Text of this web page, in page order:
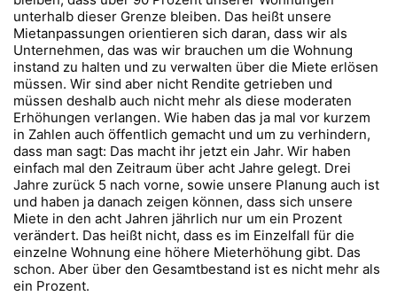
unterhalb dieser Grenze bleiben. Das heißt unsere
Mietanpassungen orientieren sich daran, dass wir als
Unternehmen, das was wir brauchen um die Wohnung
instand zu halten und zu verwalten über die Miete erlösen
müssen. Wir sind aber nicht Rendite getrieben und
müssen deshalb auch nicht mehr als diese moderaten
Erhöhungen verlangen. Wie haben das ja mal vor kurzem
in Zahlen auch öffentlich gemacht und um zu verhindern,
dass man sagt: Das macht ihr jetzt ein Jahr. Wir haben
einfach mal den Zeitraum über acht Jahre gelegt. Drei
Jahre zurück 5 nach vorne, sowie unsere Planung auch ist
und haben ja danach zeigen können, dass sich unsere
Miete in den acht Jahren jährlich nur um ein Prozent
verändert. Das heißt nicht, dass es im Einzelfall für die
einzelne Wohnung eine höhere Mieterhöhung gibt. Das
schon. Aber über den Gesamtbestand ist es nicht mehr als
ein Prozent.